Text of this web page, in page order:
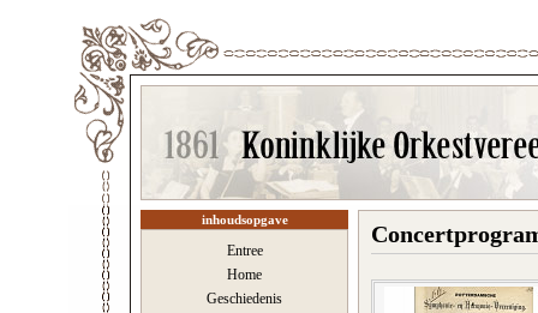
inhoudsopgave
Entree
Home
Geschiedenis